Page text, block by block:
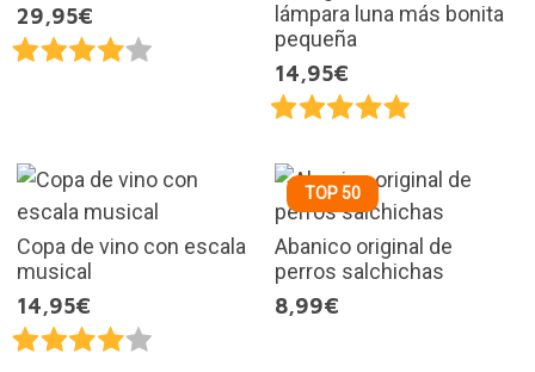
29,95€
lámpara luna más bonita
pequeña
14,95€
Copa de vino con escala
musical
14,95€
TOP 50
Abanico original de
perros salchichas
8,99€